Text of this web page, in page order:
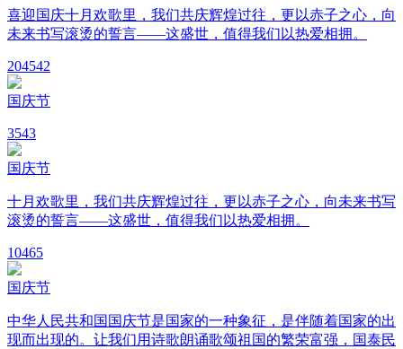
喜迎国庆十月欢歌里，我们共庆辉煌过往，更以赤子之心，向
未来书写滚烫的誓言——这盛世，值得我们以热爱相拥。
204542
国庆节
3543
国庆节
十月欢歌里，我们共庆辉煌过往，更以赤子之心，向未来书写
滚烫的誓言——这盛世，值得我们以热爱相拥。
10465
国庆节
中华人民共和国国庆节是国家的一种象征，是伴随着国家的出
现而出现的。让我们用诗歌朗诵歌颂祖国的繁荣富强，国泰民